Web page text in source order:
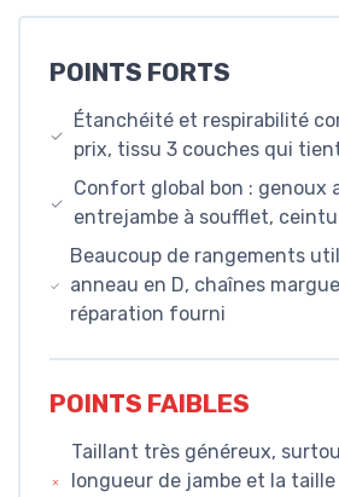
POINTS FORTS
Étanchéité et respirabilité
prix, tissu 3 couches qui
Confort global bon : genoux
entrejambe à soufflet,
Beaucoup de rangements
anneau en D, chaînes
réparation fourni
POINTS FAIBLES
Taillant très généreux,
longueur de jambe et la